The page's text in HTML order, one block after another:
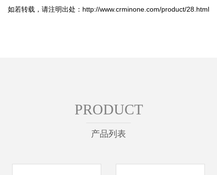
如若转载，请注明出处：http://www.crminone.com/product/28.html
PRODUCT
产品列表